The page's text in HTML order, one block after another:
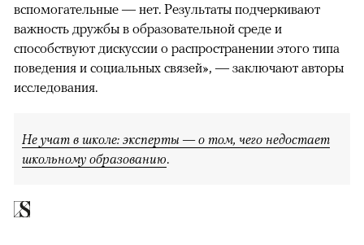
вспомогательные — нет. Результаты подчеркивают
важность дружбы в образовательной среде и
способствуют дискуссии о распространении этого типа
поведения и социальных связей», — заключают авторы
исследования.
Не учат в школе: эксперты — о том, чего недостает
школьному образованию.